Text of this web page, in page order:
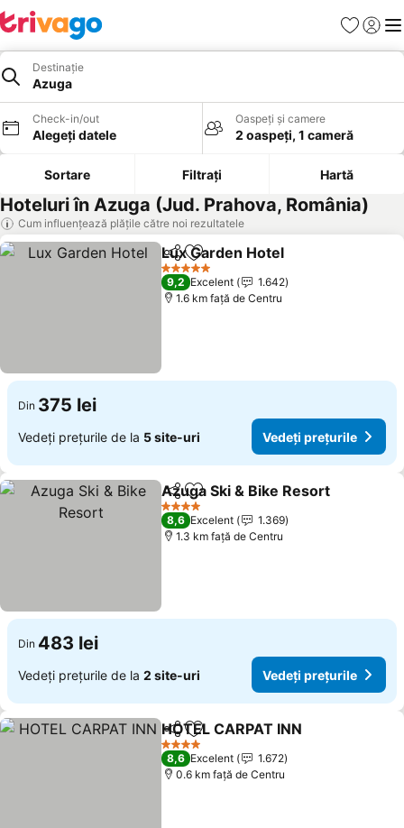
Favorite
Destinație
Azuga
Check-in/out
Alegeți datele
Oaspeți și camere
2 oaspeți, 1 cameră
Sortare Filtrați Hartă
Hoteluri în Azuga (Jud. Prahova, România)
Cum influențează plățile către noi rezultatele
DistribuițiAdăugaţi la favorite
Lux Garden Hotel
5 Stele
9,2 Excelent
1.642
1.6 km faţă de Centru
Din 375 lei
Vedeți prețurile de la 5 site-uri Vedeți prețurile
DistribuițiAdăugaţi la favorite
Azuga Ski & Bike Resort
4 Stele
8,6 Excelent
1.369
1.3 km faţă de Centru
Din 483 lei
Vedeți prețurile de la 2 site-uri Vedeți prețurile
DistribuițiAdăugaţi la favorite
HOTEL CARPAT INN
4 Stele
8,6 Excelent
1.672
0.6 km faţă de Centru